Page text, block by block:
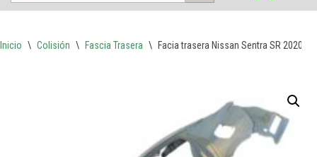
Inicio \ Colisión \ Fascia Trasera \ Facia trasera Nissan Sentra SR 2020-